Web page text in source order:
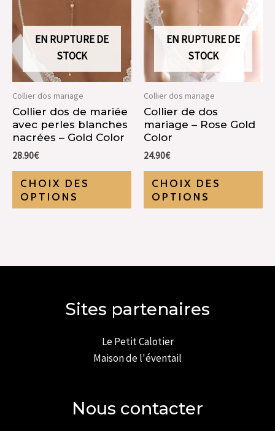
EN RUPTURE DE
STOCK
Collier dos mariage
Collier dos de mariée
avec perles blanches
nacrées – Gold Color
28.90€
CHOIX DES
OPTIONS
EN RUPTURE DE
STOCK
Collier dos mariage
Collier de dos
mariage – Rose Gold
Color
24.90€
CHOIX DES
OPTIONS
Sites partenaires
Le Petit Calotier
Maison de l'éventail
Nous contacter